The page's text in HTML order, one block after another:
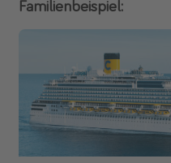
Familienbeispiel: